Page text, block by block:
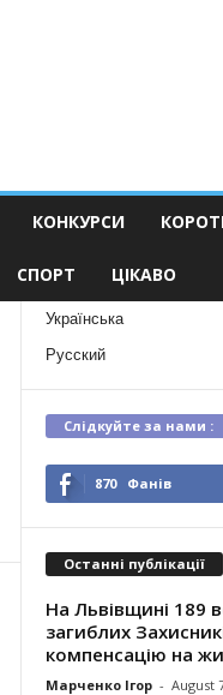
КОНКУРСИ
СПОРТ ЦІКАВО
Українська
Русский
Слідкуйте за нами :
870 Фанів
Останні публікації
На Львівщині 189
загиблих
компенсацію на
Марченко Ігор - August